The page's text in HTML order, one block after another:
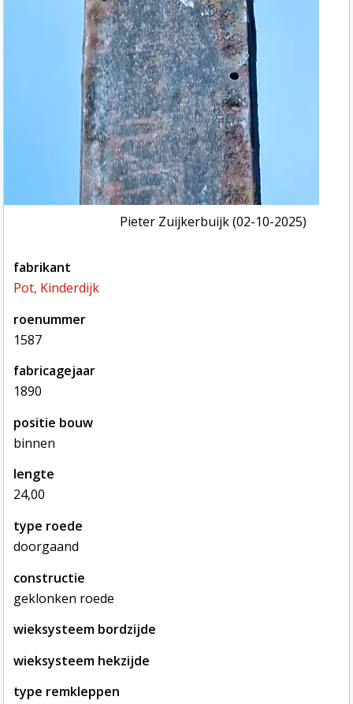
Pieter Zuijkerbuijk (02-10-2025)
fabrikant
Pot, Kinderdijk
roenummer
1587
fabricagejaar
1890
positie bouw
binnen
lengte
24,00
type roede
doorgaand
constructie
geklonken roede
wieksysteem bordzijde
wieksysteem hekzijde
type remkleppen